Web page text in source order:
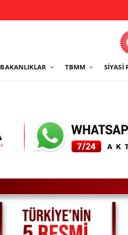
BAKANLIKLAR TBMM SIYASI